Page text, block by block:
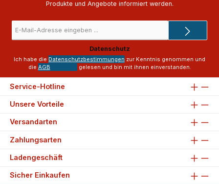
Produkte und Angebote informiert werden.
Mail-
Adresse
*
Datenschutz
Ich habe die Datenschutzbestimmungen zur Kenntnis genommen und
die AGB gelesen und bin mit ihnen einverstanden.
Service-Hotline
Unsere Vorteile
Versandarten
Zahlungsarten
Ladengeschäft
Sicher Einkaufen